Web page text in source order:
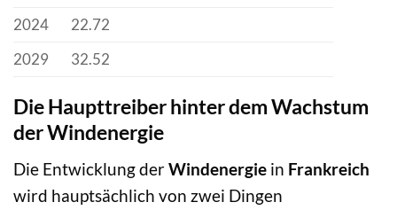
2024
22.72
2029
32.52
Die Haupttreiber hinter dem Wachstum
der Windenergie
Die Entwicklung derWindenergie in Frankreich
wird hauptsächlich von zwei Dingen